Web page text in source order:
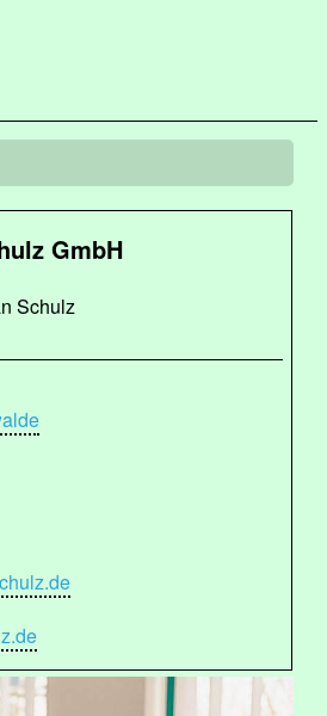
GmbH
Schulz